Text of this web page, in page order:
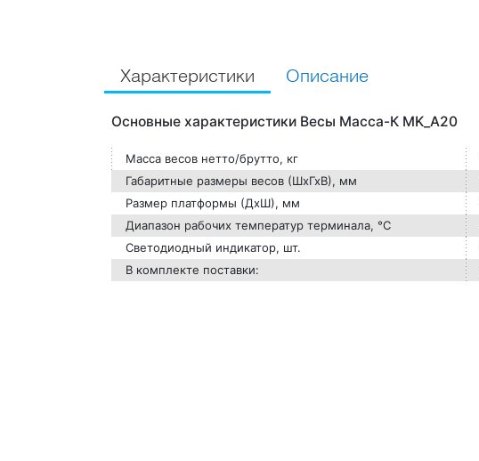
Характеристики Описание
Основные характеристики Весы Масса-К MK_A20
Масса весов нетто/брутто, кг
Габаритные размеры весов (ШхГхВ), мм
Размер платформы (ДхШ), мм
Диапазон рабочих температур терминала, °С
Светодиодный индикатор, шт.
В комплекте поставки: